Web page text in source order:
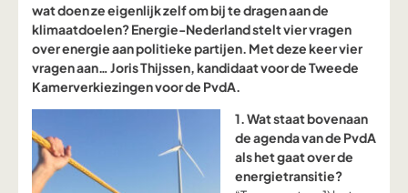
wat doen ze eigenlijk zelf om bij te dragen aan de
klimaatdoelen? Energie-Nederland stelt vier vragen
over energie aan politieke partijen. Met deze keer vier
vragen aan… Joris Thijssen, kandidaat voor de Tweede
Kamerverkiezingen voor de PvdA.
1. Wat staat bovenaan
de agenda van de PvdA
als het gaat over de
energietransitie?